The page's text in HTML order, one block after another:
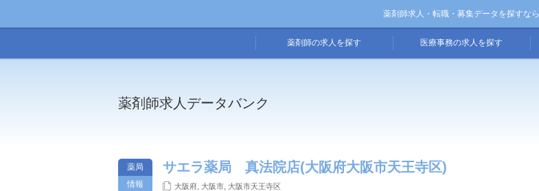
薬剤師求人・転職・募集データを探すなら
薬剤師の求人を探す 医療事務の求人を探す
薬剤師求人データバンク
薬局
情報
サエラ薬局 真法院店(大阪府大阪市天王寺区)
大阪府 大阪市 大阪市天王寺区